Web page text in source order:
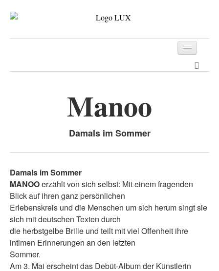
Manoo
Damals im Sommer
Damals im Sommer
MANOOerzählt von sich selbst: Mit einem fragenden
Blick auf ihren ganz persönlichen
Erlebenskreis und die Menschen um sich herum singt sie
sich mit deutschen Texten durch
die herbstgelbe Brille und teilt mit viel Offenheit ihre
intimen Erinnerungen an den letzten
Sommer.
Am 3. Mai erscheint das Debüt-Album der Künstlerin